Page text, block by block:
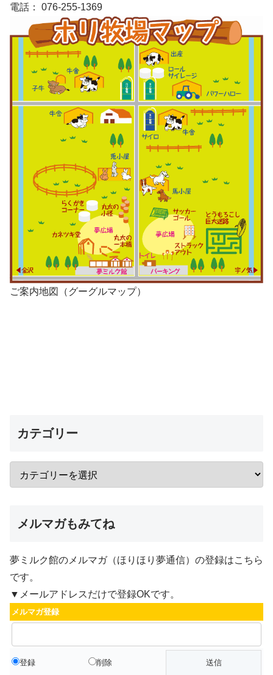
電話： 076-255-1369
ご案内地図（グーグルマップ）
カテゴリー
メルマガもみてね
夢ミルク館のメルマガ（ほりほり夢通信）の登録はこちら
です。
▼メールアドレスだけで登録OKです。
メルマガ登録
登録 削除